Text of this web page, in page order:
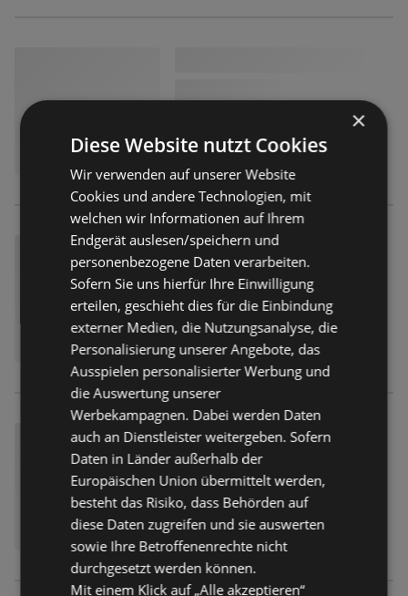
×
Diese Website nutzt Cookies
Wir verwenden auf unserer Website
Cookies und andere Technologien, mit
welchen wir Informationen auf Ihrem
Endgerät auslesen/speichern und
personenbezogene Daten verarbeiten.
Sofern Sie uns hierfür Ihre Einwilligung
erteilen, geschieht dies für die Einbindung
externer Medien, die Nutzungsanalyse, die
Personalisierung unserer Angebote, das
Ausspielen personalisierter Werbung und
die Auswertung unserer
Werbekampagnen. Dabei werden Daten
auch an Dienstleister weitergeben. Sofern
Daten in Länder außerhalb der
Europäischen Union übermittelt werden,
besteht das Risiko, dass Behörden auf
diese Daten zugreifen und sie auswerten
sowie Ihre Betroffenenrechte nicht
durchgesetzt werden können.
Mit einem Klick auf „Alle akzeptieren“